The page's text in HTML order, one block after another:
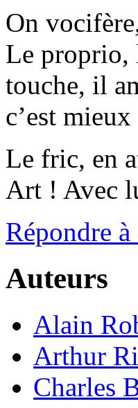
On
Le proprio,
touche, il
c’est
Le fric, en
Art ! Avec
Répondre
Auteurs
Alain
Arthur
Charles